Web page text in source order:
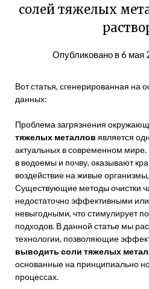
солей тяжелых
Опубликовано в6 мая
Вот статья, сгенерированная на
данных:
Проблема загрязнения
тяжелых металлов является
актуальных в современном
в водоемы и почву, оказывают
воздействие на живые
Существующие методы очистки
недостаточно эффективными
невыгодными, что стимулирует
подходов. В данной статье мы
технологии, позволяющие
выводить соли тяжелых
основанные на принципиально
процессах.